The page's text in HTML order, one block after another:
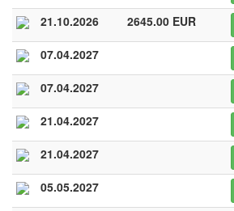
21.10.2026 2645.00 EUR
07.04.2027
07.04.2027
21.04.2027
21.04.2027
05.05.2027